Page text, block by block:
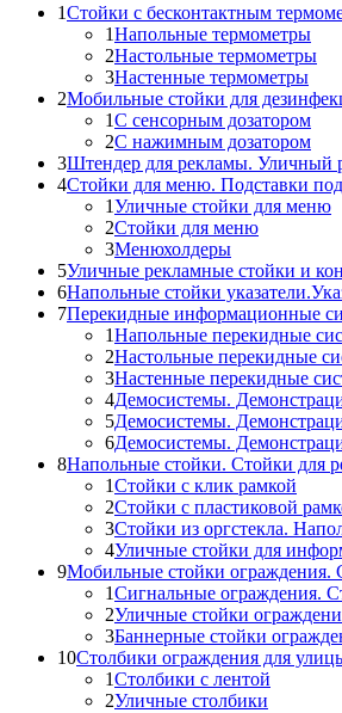
1Стойки с бесконтактным
1Напольные термометры
2Настольные термометры
3Настенные термометры
2Мобильные стойки для
1С сенсорным дозатором
2С нажимным дозатором
3Штендер для рекламы. Уличный
4Стойки для меню. Подставки
1Уличные стойки для меню
2Стойки для меню
3Менюхолдеры
5Уличные рекламные стойки и
6Напольные стойки
7Перекидные информационные
1Напольные перекидные
2Настольные перекидные
3Настенные перекидные
4Демосистемы.
5Демосистемы.
6Демосистемы.
8Напольные стойки. Стойки для
1Стойки с клик рамкой
2Стойки с пластиковой
3Стойки из оргстекла.
4Уличные стойки для
9Мобильные стойки ограждения.
1Сигнальные ограждения.
2Уличные стойки
3Баннерные стойки
10Столбики ограждения для
1Столбики с лентой
2Уличные столбики